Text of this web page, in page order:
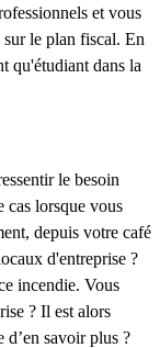
et vous
sur le plan fiscal. En
qu'étudiant dans la
le besoin
cas lorsque vous
depuis votre café
d'entreprise ?
incendie. Vous
? Il est alors
d’en savoir plus ?